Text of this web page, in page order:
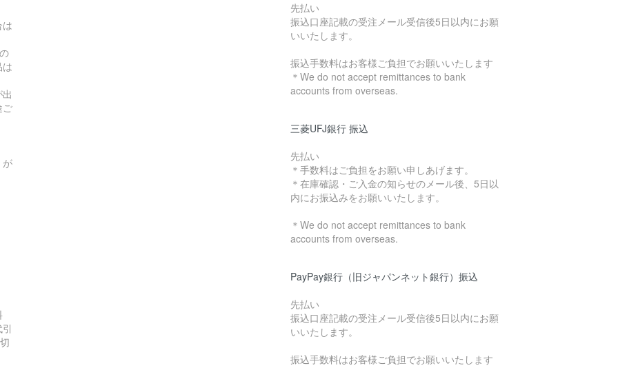
ご
が
先払い
振込口座記載の受注メール受信後5日以内にお願
いいたします。
振込手数料はお客様ご負担でお願いいたします
＊We do not accept remittances to bank
accounts from overseas.
三菱UFJ銀行 振込
先払い
＊手数料はご負担をお願い申しあげます。
＊在庫確認・ご入金の知らせのメール後、5日以
内にお振込みをお願いいたします。
＊We do not accept remittances to bank
accounts from overseas.
PayPay銀行（旧ジャパンネット銀行）振込
先払い
振込口座記載の受注メール受信後5日以内にお願
いいたします。
振込手数料はお客様ご負担でお願いいたします